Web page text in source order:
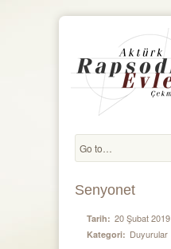
Senyonet
Tarih: 20 Şubat 2019
Kategori: Duyurular